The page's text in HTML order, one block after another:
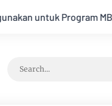
APBN 2027/2028